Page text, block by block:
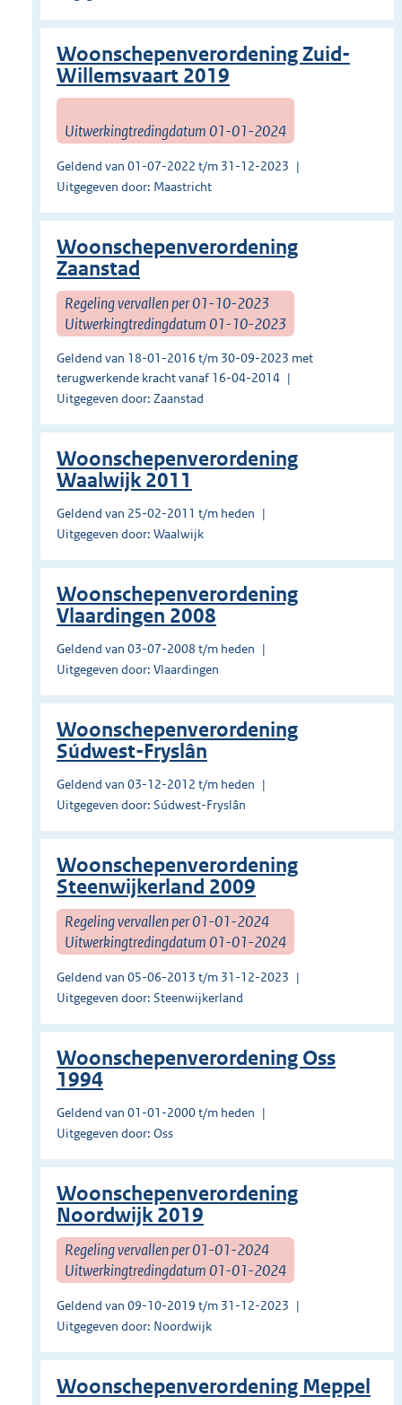
Woonschepenverordening Zuid-
Willemsvaart 2019
Uitwerkingtredingdatum 01-01-2024
Geldend van 01-07-2022 t/m 31-12-2023
Uitgegeven door: Maastricht
Woonschepenverordening
Zaanstad
Regeling vervallen per 01-10-2023
Uitwerkingtredingdatum 01-10-2023
Geldend van 18-01-2016 t/m 30-09-2023 met
terugwerkende kracht vanaf 16-04-2014
Uitgegeven door: Zaanstad
Woonschepenverordening
Waalwijk 2011
Geldend van 25-02-2011 t/m heden
Uitgegeven door: Waalwijk
Woonschepenverordening
Vlaardingen 2008
Geldend van 03-07-2008 t/m heden
Uitgegeven door: Vlaardingen
Woonschepenverordening
Súdwest-Fryslân
Geldend van 03-12-2012 t/m heden
Uitgegeven door: Súdwest-Fryslân
Woonschepenverordening
Steenwijkerland 2009
Regeling vervallen per 01-01-2024
Uitwerkingtredingdatum 01-01-2024
Geldend van 05-06-2013 t/m 31-12-2023
Uitgegeven door: Steenwijkerland
Woonschepenverordening Oss
1994
Geldend van 01-01-2000 t/m heden
Uitgegeven door: Oss
Woonschepenverordening
Noordwijk 2019
Regeling vervallen per 01-01-2024
Uitwerkingtredingdatum 01-01-2024
Geldend van 09-10-2019 t/m 31-12-2023
Uitgegeven door: Noordwijk
Woonschepenverordening Meppel